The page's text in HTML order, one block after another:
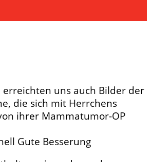
erreichten uns auch Bilder der
die sich mit Herrchens
ihrer Mammatumor-OP
Gute Besserung